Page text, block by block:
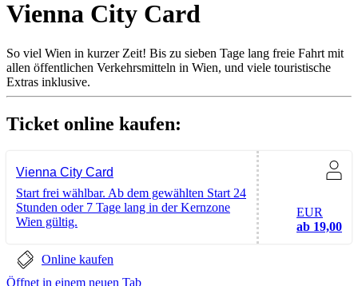
Vienna City Card
So viel Wien in kurzer Zeit! Bis zu sieben Tage lang freie Fahrt mit
allen öffentlichen Verkehrsmitteln in Wien, und viele touristische
Extras inklusive.
Ticket online kaufen:
Vienna City Card
Start frei wählbar. Ab dem gewählten Start 24
Stunden oder 7 Tage lang in der Kernzone
Wien gültig.
EUR
ab 19,00
Online kaufen
Öffnet in einem neuen Tab